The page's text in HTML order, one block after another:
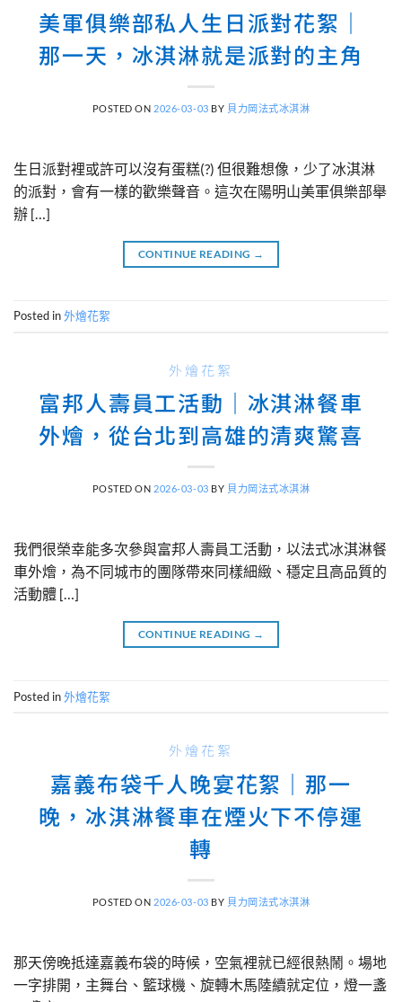
美軍俱樂部私人生日派對花絮｜
那一天，冰淇淋就是派對的主角
POSTED ON 2026-03-03 BY 貝力岡法式冰淇淋
生日派對裡或許可以沒有蛋糕(?) 但很難想像，少了冰淇淋
的派對，會有一樣的歡樂聲音。這次在陽明山美軍俱樂部舉
辦 […]
CONTINUE READING →
Posted in外燴花絮
外燴花絮
富邦人壽員工活動｜冰淇淋餐車
外燴，從台北到高雄的清爽驚喜
POSTED ON 2026-03-03 BY 貝力岡法式冰淇淋
我們很榮幸能多次參與富邦人壽員工活動，以法式冰淇淋餐
車外燴，為不同城市的團隊帶來同樣細緻、穩定且高品質的
活動體 […]
CONTINUE READING →
Posted in外燴花絮
外燴花絮
嘉義布袋千人晚宴花絮｜那一
晚，冰淇淋餐車在煙火下不停運
轉
POSTED ON 2026-03-03 BY 貝力岡法式冰淇淋
那天傍晚抵達嘉義布袋的時候，空氣裡就已經很熱鬧。場地
一字排開，主舞台、籃球機、旋轉木馬陸續就定位，燈一盞